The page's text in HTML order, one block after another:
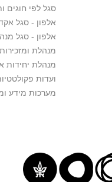
סגל לפי חוגים
אלפון - סגל
אלפון - סגל
מנהלת
מנהלת יחידות
ועדות
מערכות מידע